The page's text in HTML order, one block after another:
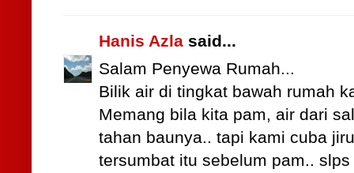
Hanis Azla said...
Salam Penyewa Rumah...
Bilik air di tingkat bawah rumah
Memang bila kita pam, air dari
tahan baunya.. tapi kami cuba
tersumbat itu sebelum pam..